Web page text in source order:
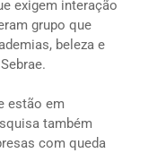
exigem interação
grupo que
beleza e
estão em
também
com queda